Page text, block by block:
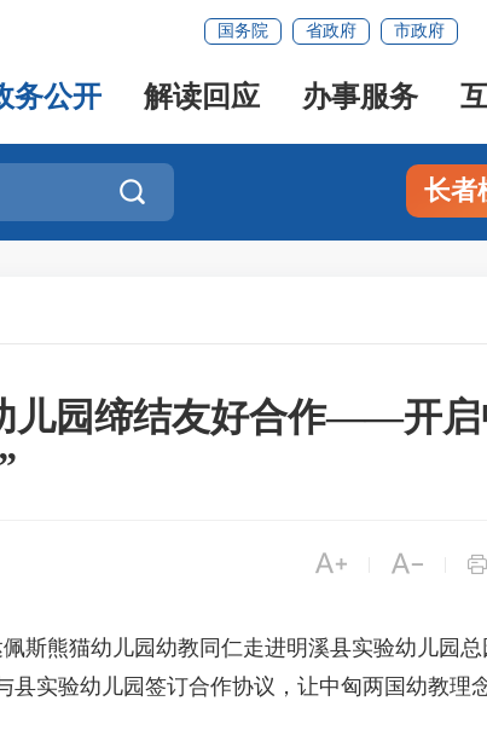
国务院 省政府 市政府
务公开 解读回应 办事服务
 长者
儿园缔结友好合作——开启
  
熊猫幼儿园幼教同仁走进明溪县实验幼儿园总
实验幼儿园签订合作协议，让中匈两国幼教理